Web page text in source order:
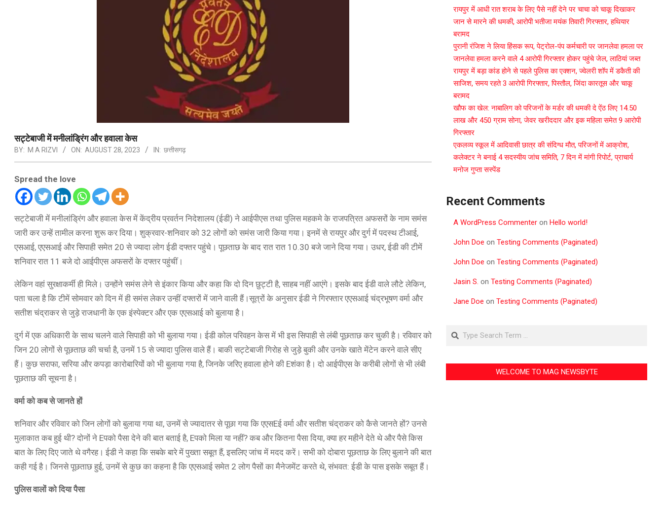
सट्टेबाजी में मनीलांड्रिंग और हवाला केस
BY: M A RIZVI ON: AUGUST 28, 2023 IN: छत्तीसगढ़
Spread the love
सट्टेबाजी में मनीलांड्रिंग और हवाला केस में केंद्रीय प्रवर्तन निदेशालय (ईडी) ने आईपीएस तथा पुलिस महकमे के राजपत्रित अफसरों के नाम समंस
जारी कर उन्हें तामील करना शुरू कर दिया। शुक्रवार-शनिवार को 32 लोगों को समंस जारी किया गया। इनमें से रायपुर और दुर्ग में पदस्थ टीआई,
एसआई, एएसआई और सिपाही समेत 20 से ज्यादा लोग ईडी दफ्तर पहुंचे। पूछताछ के बाद रात रात 10.30 बजे जाने दिया गया। उधर, ईडी की टीमें
शनिवार रात 11 बजे दो आईपीएस अफसरों के दफ्तर पहुंचीं।
लेकिन वहां सुरक्षाकर्मी ही मिले। उन्होंने समंस लेने से इंकार किया और कहा कि दो दिन छुट्टी है, साहब नहीं आएंगे। इसके बाद ईडी वाले लौटे लेकिन,
पता चला है कि टीमें सोमवार को दिन में ही समंस लेकर उन्हीं दफ्तरों में जाने वाली हैं।सूत्रों के अनुसार ईडी ने गिरफ्तार एएसआई चंद्रभूषण वर्मा और
सतीश चंद्राकर से जुड़े राजधानी के एक इंस्पेक्टर और एक एएसआई को बुलाया है।
दुर्ग में एक अधिकारी के साथ चलने वाले सिपाही को भी बुलाया गया। ईडी कोल परिवहन केस में भी इस सिपाही से लंबी पूछताछ कर चुकी है। रविवार को
जिन 20 लोगों से पूछताछ की चर्चा है, उनमें 15 से ज्यादा पुलिस वाले हैं। बाकी सट्टेबाजी गिरोह से जुड़े बुकी और उनके खाते मेंटेन करने वाले सीए
हैं। कुछ सराफा, सरिया और कपड़ा कारोबारियों को भी बुलाया गया है, जिनके जरिए हवाला होने की Eशंका है। दो आईपीएस के करीबी लोगों से भी लंबी
पूछताछ की सूचना है।
वर्मा को कब से जानते हों
शनिवार और रविवार को जिन लोगों को बुलाया गया था, उनमें से ज्यादातर से पूछा गया कि एएसEई वर्मा और सतीश चंद्राकर को कैसे जानते हों? उनसे
मुलाकात कब हुई थी? दोनों ने Eपको पैसा देने की बात बताई है, Eपको मिला या नहीं? कब और कितना पैसा दिया, क्या हर महीने देते थे और पैसे किस
बात के लिए दिए जाते थे वगैरह। ईडी ने कहा कि सबके बारे में पुख्ता सबूत हैं, इसलिए जांच में मदद करें। सभी को दोबारा पूछताछ के लिए बुलाने की बात
कही गई है। जिनसे पूछताछ हुई, उनमें से कुछ का कहना है कि एएसआई समेत 2 लोग पैसों का मैनेजमेंट करते थे, संभवत: ईडी के पास इसके सबूत हैं।
पुलिस वालों को दिया पैसा
रायपुर में आधी रात शराब के लिए पैसे नहीं देने पर चाचा को चाकू दिखाकर
जान से मारने की धमकी, आरोपी भतीजा मयंक तिवारी गिरफ्तार, हथियार
बरामद
पुरानी रंजिश ने लिया हिंसक रूप, पेट्रोल-पंप कर्मचारी पर जानलेवा हमला पर
जानलेवा हमला करने वाले 4 आरोपी गिरफ्तार होकर पहुंचे जेल, लाठियां जब्त
रायपुर में बड़ा कांड होने से पहले पुलिस का एक्शन, ज्वेलरी शॉप में डकैती की
साजिश, समय रहते 3 आरोपी गिरफ्तार, पिस्तौल, जिंदा कारतूस और चाकू
बरामद
खौफ का खेल: नाबालिग को परिजनों के मर्डर की धमकी दे ऐंठ लिए 14.50
लाख और 450 ग्राम सोना, जेवर खरीददार और इक महिला समेत 9 आरोपी
गिरफ्तार
एकलव्य स्कूल में आदिवासी छात्र की संदिग्ध मौत, परिजनों में आक्रोश,
कलेक्टर ने बनाई 4 सदस्यीय जांच समिति, 7 दिन में मांगी रिपोर्ट, प्राचार्य
मनोज गुप्ता सस्पेंड
Recent Comments
A WordPress Commenter on Hello world!
John Doe on Testing Comments (Paginated)
John Doe on Testing Comments (Paginated)
Jasin S. on Testing Comments (Paginated)
Jane Doe on Testing Comments (Paginated)
Search
WELCOME TO MAG NEWSBYTE